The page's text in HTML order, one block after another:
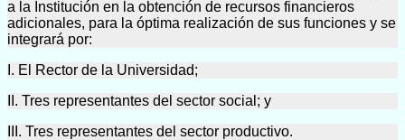
a la Institución en la obtención de recursos financieros
adicionales, para la óptima realización de sus funciones y se
integrará por:
I. El Rector de la Universidad;
II. Tres representantes del sector social; y
III. Tres representantes del sector productivo.